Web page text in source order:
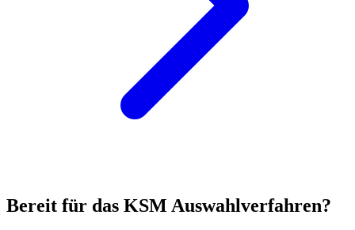
Bereit für das KSM Auswahlverfahren?